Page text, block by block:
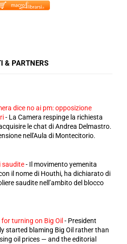
& PARTNERS
dice no ai pm: opposizione
- La Camera respinge la richiesta
le chat di Andrea Delmastro.
nell'Aula di Montecitorio.
saudite- Il movimento yemenita
il nome di Houthi, ha dichiarato di
saudite nell’ambito del blocco
turning on Big Oil - President
started blaming Big Oil rather than
oil prices — and the editorial